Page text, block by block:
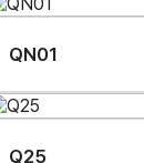
QN01
Q25